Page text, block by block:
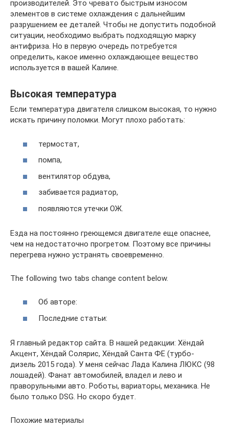
производителей. Это чревато быстрым износом
элементов в системе охлаждения с дальнейшим
разрушением ее деталей. Чтобы не допустить подобной
ситуации, необходимо выбрать подходящую марку
антифриза. Но в первую очередь потребуется
определить, какое именно охлаждающее вещество
используется в вашей Калине.
Высокая температура
Если температура двигателя слишком высокая, то нужно
искать причину поломки. Могут плохо работать:
термостат,
помпа,
вентилятор обдува,
забивается радиатор,
появляются утечки ОЖ.
Езда на постоянно греющемся двигателе еще опаснее,
чем на недостаточно прогретом. Поэтому все причины
перегрева нужно устранять своевременно.
The following two tabs change content below.
Об авторе:
Последние статьи:
Я главный редактор сайта. В нашей редакции: Хёндай
Акцент, Хёндай Солярис, Хёндай Санта ФЕ (турбо-
дизель 2015 года). У меня сейчас Лада Калина ЛЮКС (98
лошадей). Фанат автомобилей, владел и лево и
праворульными авто. Роботы, вариаторы, механика. Не
было только DSG. Но скоро будет.
Похожие материалы